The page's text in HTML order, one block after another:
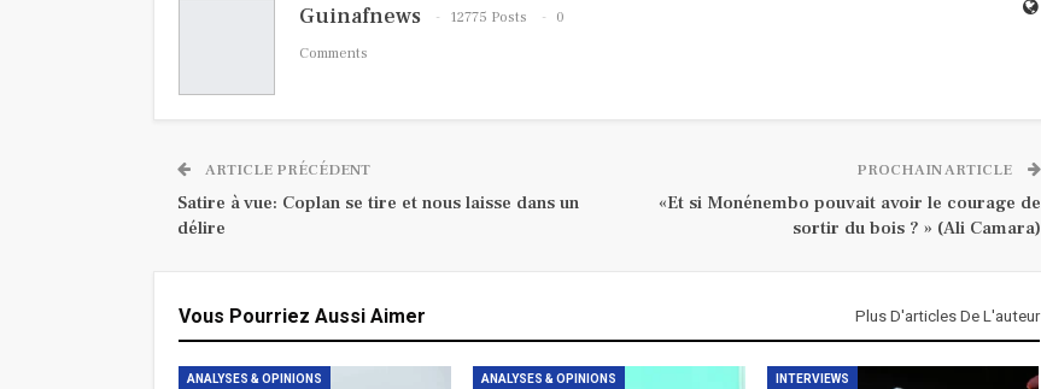
Guinafnews 12775 Posts
0
Comments
ARTICLE PRÉCÉDENT
Satire à vue: Coplan se tire et nous laisse dans un
délire
PROCHAIN ARTICLE
«Et si Monénembo pouvait avoir le courage de
sortir du bois ? » (Ali Camara)
Vous Pourriez Aussi Aimer Plus D'articles De L'auteur
ANALYSES & OPINIONS ANALYSES & OPINIONS INTERVIEWS